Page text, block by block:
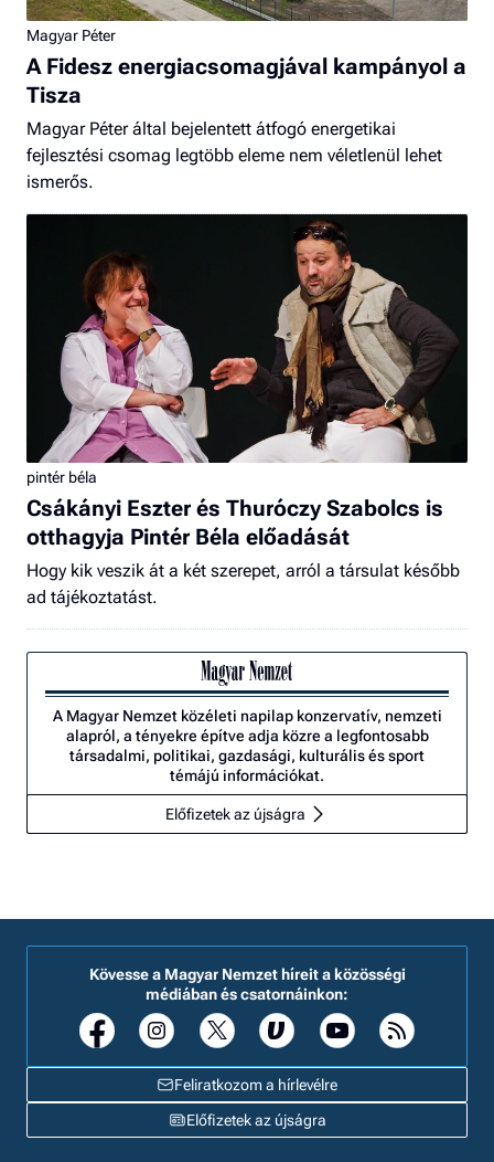
Magyar Péter
A Fidesz energiacsomagjával kampányol a
Tisza
Magyar Péter által bejelentett átfogó energetikai
fejlesztési csomag legtöbb eleme nem véletlenül lehet
ismerős.
pintér béla
Csákányi Eszter és Thuróczy Szabolcs is
otthagyja Pintér Béla előadását
Hogy kik veszik át a két szerepet, arról a társulat később
ad tájékoztatást.
A Magyar Nemzet közéleti napilap konzervatív, nemzeti
alapról, a tényekre építve adja közre a legfontosabb
társadalmi, politikai, gazdasági, kulturális és sport
témájú információkat.
Előfizetek az újságra
Feliratkozom a hírlevélre
Kövesse a Magyar Nemzet híreit a közösségi
médiában és csatornáinkon:
Előfizetek az újságra